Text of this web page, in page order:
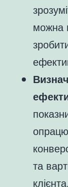
можна
та